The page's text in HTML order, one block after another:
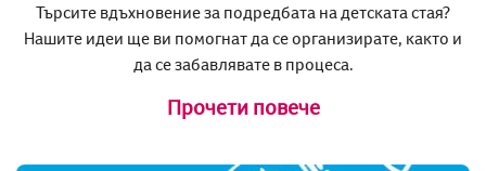
Търсите вдъхновение за подредбата на детската стая?
Нашите идеи ще ви помогнат да се организирате, както и
да се забавлявате в процеса.
Прочети повече